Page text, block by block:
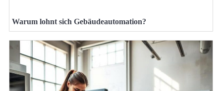
Warum lohnt sich Gebäudeautomation?